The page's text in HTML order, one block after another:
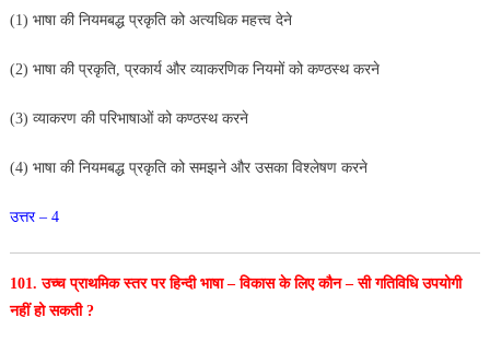
(1) भाषा की नियमबद्ध प्रकृति को अत्यधिक महत्त्व देने
(2) भाषा की प्रकृति, प्रकार्य और व्याकरणिक नियमों को कण्ठस्थ करने
(3) व्याकरण की परिभाषाओं को कण्ठस्थ करने
(4) भाषा की नियमबद्ध प्रकृति को समझने और उसका विश्लेषण करने
उत्तर – 4
101. उच्च प्राथमिक स्तर पर हिन्दी भाषा – विकास के लिएकौन – सी गतिविधि उपयोगी
नहीं हो सकती ?